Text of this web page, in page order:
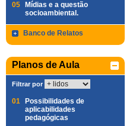
05
Mídias e a questão
socioambiental.
Banco de Relatos
Planos de Aula
Filtrar por
01
Possibilidades de
aplicabilidades
pedagógicas